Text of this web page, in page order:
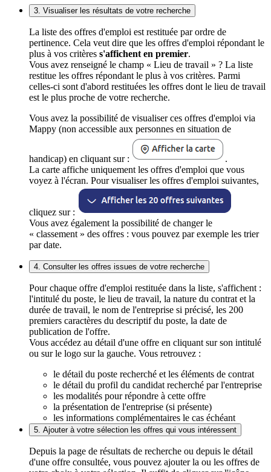
3. Visualiser les résultats de votre recherche
La liste des offres d'emploi est restituée par ordre de
pertinence. Cela veut dire que les offres d'emploi répondant le
plus à vos critères s'affichent en premier.
Vous avez renseigné le champ « Lieu de travail » ? La liste
restitue les offres répondant le plus à vos critères. Parmi
celles-ci sont d'abord restituées les offres dont le lieu de travail
est le plus proche de votre recherche.
Vous avez la possibilité de visualiser ces offres d'emploi via
Mappy (non accessible aux personnes en situation de
handicap) en cliquant sur :
.
La carte affiche uniquement les offres d'emploi que vous
voyez à l'écran. Pour visualiser les offres d'emploi suivantes,
cliquez sur :
Vous avez également la possibilité de changer le
« classement » des offres : vous pouvez par exemple les trier
par date.
4. Consulter les offres issues de votre recherche
Pour chaque offre d'emploi restituée dans la liste, s'affichent :
l'intitulé du poste, le lieu de travail, la nature du contrat et la
durée de travail, le nom de l'entreprise si précisé, les 200
premiers caractères du descriptif du poste, la date de
publication de l'offre.
Vous accédez au détail d'une offre en cliquant sur son intitulé
ou sur le logo sur la gauche. Vous retrouvez :
le détail du poste recherché et les éléments de contrat
le détail du profil du candidat recherché par l'entreprise
les modalités pour répondre à cette offre
la présentation de l'entreprise (si présente)
les informations complémentaires le cas échéant
5. Ajouter à votre sélection les offres qui vous intéressent
Depuis la page de résultats de recherche ou depuis le détail
d'une offre consultée, vous pouvez ajouter la ou les offres de